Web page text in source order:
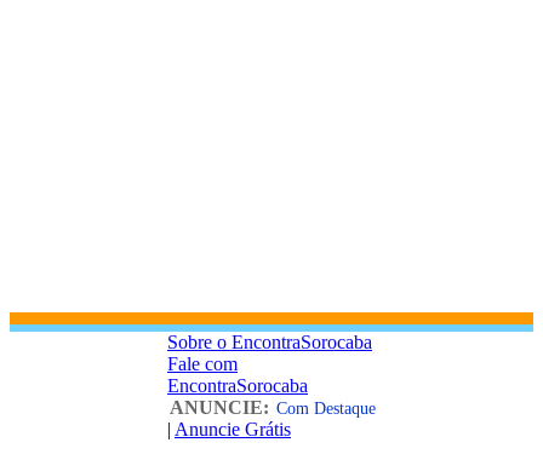
Sobre o EncontraSorocaba
Fale com
EncontraSorocaba
ANUNCIE: Com Destaque
| Anuncie Grátis